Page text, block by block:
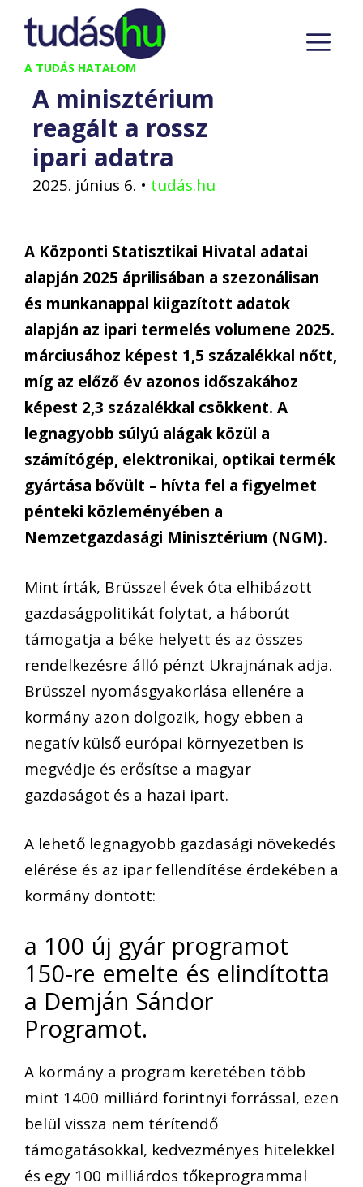
Kilépés
tartalomba
A TUDÁS HATALOM
A minisztérium
reagált a rossz
ipari adatra
2025. június 6. • tudás.hu
A Központi Statisztikai Hivatal adatai
alapján 2025 áprilisában a szezonálisan
és munkanappal kiigazított adatok
alapján az ipari termelés volumene 2025.
márciusához képest 1,5 százalékkal nőtt,
míg az előző év azonos időszakához
képest 2,3 százalékkal csökkent. A
legnagyobb súlyú alágak közül a
számítógép, elektronikai, optikai termék
gyártása bővült – hívta fel a figyelmet
pénteki közleményében a
Nemzetgazdasági Minisztérium (NGM).
Mint írták, Brüsszel évek óta elhibázott
gazdaságpolitikát folytat, a háborút
támogatja a béke helyett és az összes
rendelkezésre álló pénzt Ukrajnának adja.
Brüsszel nyomásgyakorlása ellenére a
kormány azon dolgozik, hogy ebben a
negatív külső európai környezetben is
megvédje és erősítse a magyar
gazdaságot és a hazai ipart.
A lehető legnagyobb gazdasági növekedés
elérése és az ipar fellendítése érdekében a
kormány döntött:
a 100 új gyár programot
150-re emelte és elindította
a Demján Sándor
Programot.
A kormány a program keretében több
mint 1400 milliárd forintnyi forrással, ezen
belül vissza nem térítendő
támogatásokkal, kedvezményes hitelekkel
és egy 100 milliárdos tőkeprogrammal